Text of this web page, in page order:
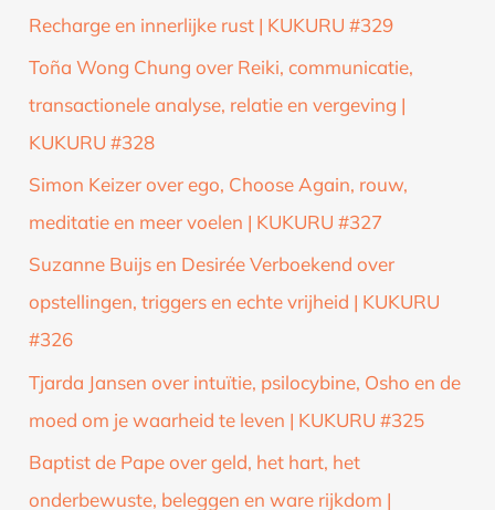
Recharge en innerlijke rust | KUKURU #329
Toña Wong Chung over Reiki, communicatie,
transactionele analyse, relatie en vergeving |
KUKURU #328
Simon Keizer over ego, Choose Again, rouw,
meditatie en meer voelen | KUKURU #327
Suzanne Buijs en Desirée Verboekend over
opstellingen, triggers en echte vrijheid | KUKURU
#326
Tjarda Jansen over intuïtie, psilocybine, Osho en de
moed om je waarheid te leven | KUKURU #325
Baptist de Pape over geld, het hart, het
onderbewuste, beleggen en ware rijkdom |